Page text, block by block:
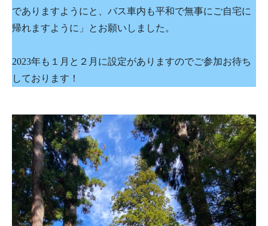
でありますようにと、バス車内も平和で無事にご自宅に
帰れますように」とお願いしました。
2023年も１月と２月に設定がありますのでご参加お待ち
しております！